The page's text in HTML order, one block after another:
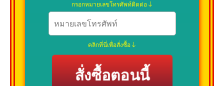
กรอกหมายเลขโทรศัพท์ติดต่อ
คลิกที่นี่เพื่อสั่งซื้อ
สั่งซื้อตอนนี้